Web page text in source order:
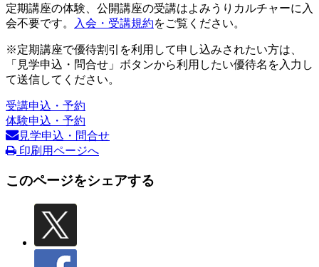
定期講座の体験、公開講座の受講はよみうりカルチャーに入
会不要です。
入会・受講規約をご覧ください。
※定期講座で優待割引を利用して申し込みされたい方は、
「見学申込・問合せ」ボタンから利用したい優待名を入力し
て送信してください。
受講申込・予約
体験申込・予約
見学申込・問合せ
印刷用ページへ
このページをシェアする